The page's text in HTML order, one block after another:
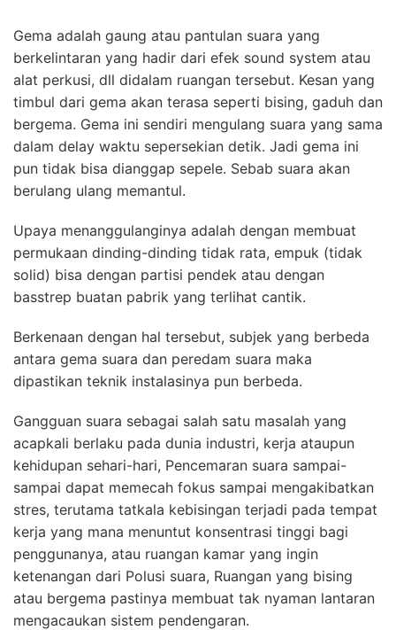
Gema adalah gaung atau pantulan suara yang
berkelintaran yang hadir dari efek sound system atau
alat perkusi, dll didalam ruangan tersebut. Kesan yang
timbul dari gema akan terasa seperti bising, gaduh dan
bergema. Gema ini sendiri mengulang suara yang sama
dalam delay waktu sepersekian detik. Jadi gema ini
pun tidak bisa dianggap sepele. Sebab suara akan
berulang ulang memantul.
Upaya menanggulanginya adalah dengan membuat
permukaan dinding-dinding tidak rata, empuk (tidak
solid) bisa dengan partisi pendek atau dengan
basstrep buatan pabrik yang terlihat cantik.
Berkenaan dengan hal tersebut, subjek yang berbeda
antara gema suara dan peredam suara maka
dipastikan teknik instalasinya pun berbeda.
Gangguan suara sebagai salah satu masalah yang
acapkali berlaku pada dunia industri, kerja ataupun
kehidupan sehari-hari, Pencemaran suara sampai-
sampai dapat memecah fokus sampai mengakibatkan
stres, terutama tatkala kebisingan terjadi pada tempat
kerja yang mana menuntut konsentrasi tinggi bagi
penggunanya, atau ruangan kamar yang ingin
ketenangan dari Polusi suara, Ruangan yang bising
atau bergema pastinya membuat tak nyaman lantaran
mengacaukan sistem pendengaran.